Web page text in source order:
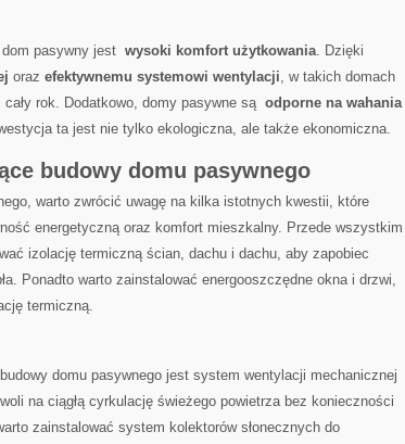
pasywny‍ jest wysoki komfort użytkowania.⁢ Dzięki
oraz efektywnemu systemowi wentylacji, ​w takich domach
rok. Dodatkowo,⁢ domy pasywne ​są
odporne na ⁢wahania
ta jest⁤ nie tylko⁣ ekologiczna,⁢ ale⁢ także ekonomiczna.
budowy domu⁢ pasywnego
⁣warto zwrócić uwagę na kilka istotnych kwestii, które
energetyczną⁢ oraz ⁢komfort mieszkalny.‍ Przede‌ wszystkim
izolację termiczną ścian, dachu i ⁤dachu, aby zapobiec
Ponadto ‌warto zainstalować ​energooszczędne okna i drzwi,
termiczną.
domu pasywnego jest system wentylacji⁣ mechanicznej
na ciągłą cyrkulację‍ świeżego powietrza bez konieczności
zainstalować system kolektorów słonecznych do